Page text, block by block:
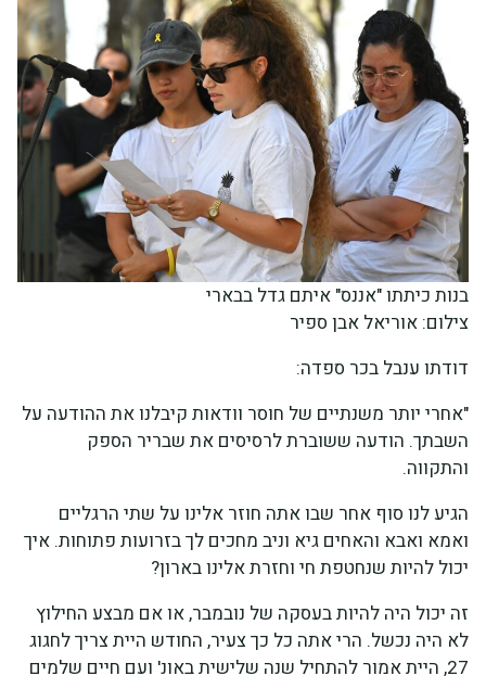
בנות כיתתו "אננס" איתם גדל בבארי
צילום: אוריאל אבן ספיר
דודתו ענבל בכר ספדה:
"אחרי יותר משנתיים של חוסר וודאות קיבלנו את ההודעה על
השבתך. הודעה ששוברת לרסיסים את שבריר הספק
והתקווה.
הגיע לנו סוף אחר שבו אתה חוזר אלינו על שתי הרגליים
ואמא ואבא והאחים גיא וניב מחכים לך בזרועות פתוחות. איך
יכול להיות שנחטפת חי וחזרת אלינו בארון?
זה יכול היה להיות בעסקה של נובמבר, או אם מבצע החילוץ
לא היה נכשל. הרי אתה כל כך צעיר, החודש היית צריך לחגוג
27, היית אמור להתחיל שנה שלישית באונ' ועם חיים שלמים